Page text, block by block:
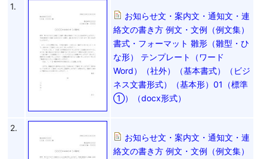
1.
お知らせ文・案内文・通知文・連
絡文の書き方 例文・文例（例文集）
書式・フォーマット 雛形（雛型・ひ
な形） テンプレート（ワード
Word）（社外）（基本書式）（ビジ
ネス文書形式）（基本形）01（標準
①）（docx形式）
2.
お知らせ文・案内文・通知文・連
絡文の書き方 例文・文例（例文集）